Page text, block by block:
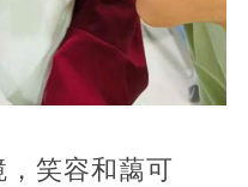
笑容和藹可